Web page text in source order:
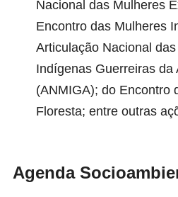
Nacional das Mulheres
Encontro das Mulheres
Articulação Nacional
Indígenas Guerreiras da
(ANMIGA); do Encontro
Floresta; entre outras
Agenda